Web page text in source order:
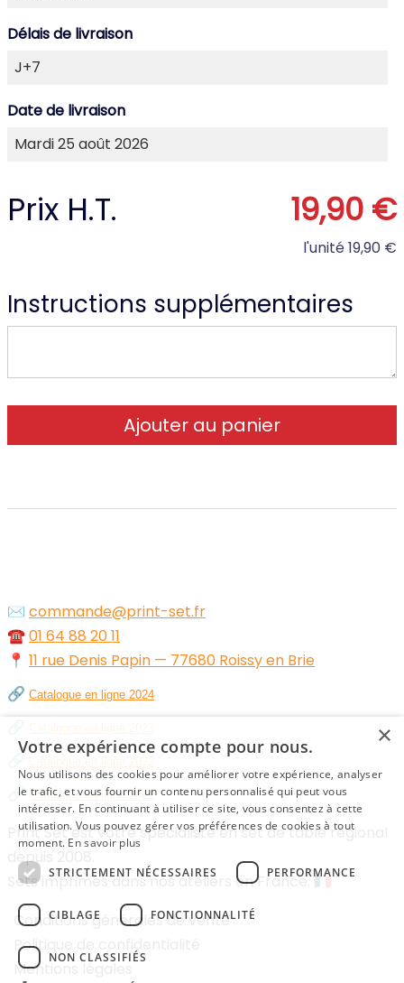
Délais de livraison
Date de livraison
Prix H.T. 19,90 €
l'unité19,90 €
Instructions supplémentaires
✉️ commande@print-set.fr
☎️01 64 88 20 11
📍 11 rue Denis Papin — 77680 Roissy en Brie
🔗 Catalogue en ligne 2024
🔗 Catalogue en ligne 2021
Print Set est votre spécialiste en set de table régional
depuis 2008.
Sets imprimés dans nos ateliers en France. 🇫🇷
Conditions générales de vente
Politique de confidentialité
Mentions légales
×
Votre expérience compte pour nous.
Nous utilisons des cookies pour améliorer votre expérience, analyser
le trafic, et vous fournir un contenu personnalisé qui peut vous
intéresser. En continuant à utiliser ce site, vous consentez à cette
utilisation. Vous pouvez gérer vos préférences de cookies à tout
moment. En savoir plus
STRICTEMENT NÉCESSAIRES
PERFORMANCE
CIBLAGE FONCTIONNALITÉ
NON CLASSIFIÉS